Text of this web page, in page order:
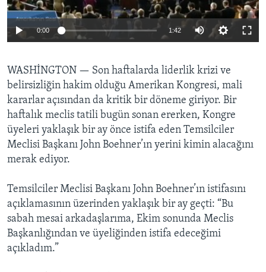
HAYATTAN
SANAT
BIZI TAKIP EDIN
Diller
0:00 1:42
WASHİNGTON — Son haftalarda liderlik krizi ve
belirsizliğin hakim olduğu Amerikan Kongresi, mali
kararlar açısından da kritik bir döneme giriyor. Bir
haftalık meclis tatili bugün sonan ererken, Kongre
üyeleri yaklaşık bir ay önce istifa eden Temsilciler
Meclisi Başkanı John Boehner’ın yerini kimin alacağını
merak ediyor.
Temsilciler Meclisi Başkanı John Boehner’ın istifasını
açıklamasının üzerinden yaklaşık bir ay geçti: “Bu
sabah mesai arkadaşlarıma, Ekim sonunda Meclis
Başkanlığından ve üyeliğinden istifa edeceğimi
açıkladım.”